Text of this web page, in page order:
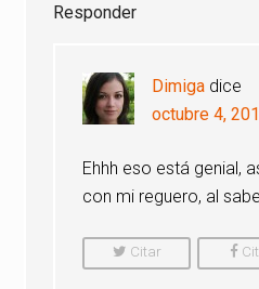
Responder
Dimiga dice
octubre 4,
Ehhh eso está genial,
con mi reguero, al
Citar
Comentario